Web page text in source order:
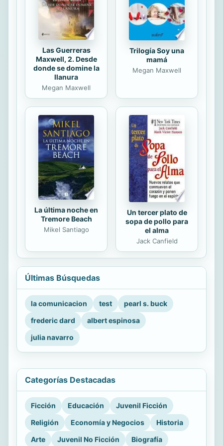
and only a modest plot from which to
grow,...
Las Guerreras
Maxwell, 2. Desde
donde se domine la
llanura
Megan Maxwell
Trilogía Soy una
mamá
Megan Maxwell
La última noche en
Tremore Beach
Mikel Santiago
Un tercer plato de
sopa de pollo para
el alma
Jack Canfield
Últimas Búsquedas
la comunicacion test
pearl s. buck
frederic dard
albert espinosa
julia navarro
Categorías Destacadas
Ficción Educación
Juvenil Ficción
Religión
Economía y Negocios
Historia
Arte
Juvenil No Ficción Biografía